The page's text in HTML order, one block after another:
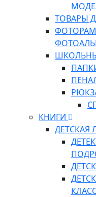
ТОВАРЫ
КНИГИ
ДЕТСКАЯ